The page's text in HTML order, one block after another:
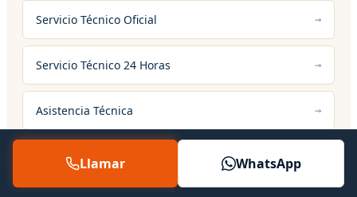
Servicio Técnico Oficial
Servicio Técnico 24 Horas
Asistencia Técnica
Llamar WhatsApp